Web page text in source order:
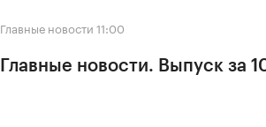
Главные новости 11:00
Главные новости. Выпуск за